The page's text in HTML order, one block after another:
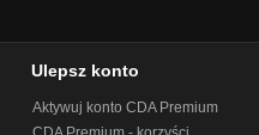
Ulepsz konto
Aktywuj konto CDA Premium